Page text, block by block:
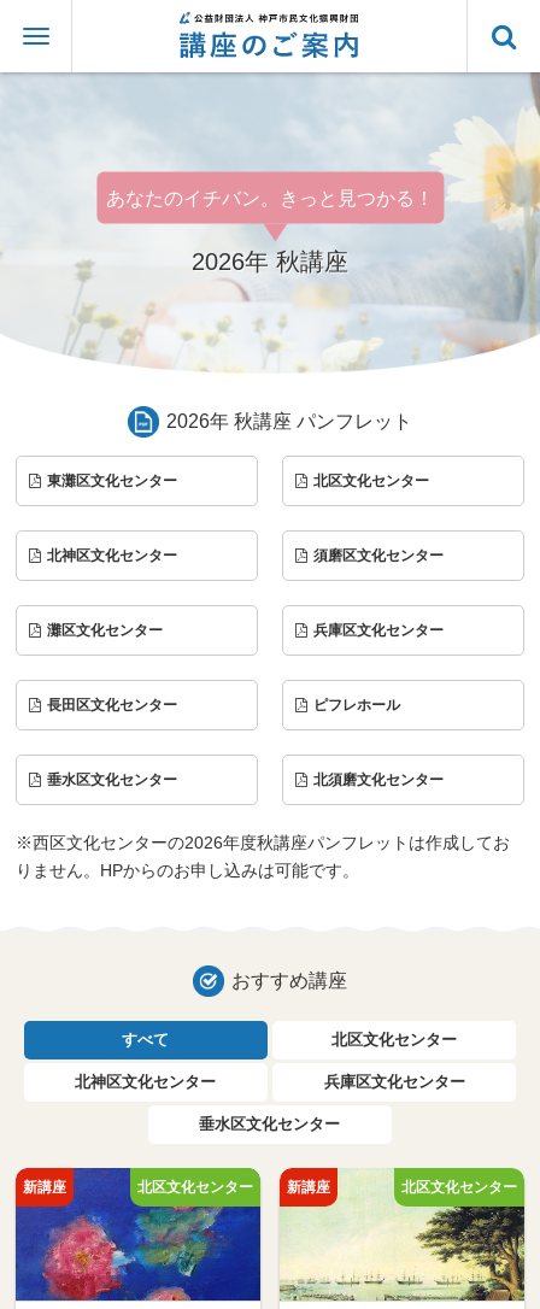
あなたのイチバン。きっと見つかる！
2026年 秋講座
2026年 秋講座 パンフレット
東灘区文化センター 北区文化センター
北神区文化センター 須磨区文化センター
灘区文化センター 兵庫区文化センター
長田区文化センター ピフレホール
垂水区文化センター 北須磨文化センター
※西区文化センターの2026年度秋講座パンフレットは作成してお
りません。HPからのお申し込みは可能です。
おすすめ講座
すべて 北区文化センター
北神区文化センター 兵庫区文化センター
垂水区文化センター